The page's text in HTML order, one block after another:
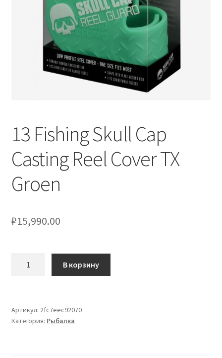
13 Fishing Skull Cap
Casting Reel Cover TX
Groen
₽15,990.00
Skull
Cap
В корзину
Артикул: 2fc7eec92070
Категория: Рыбалка